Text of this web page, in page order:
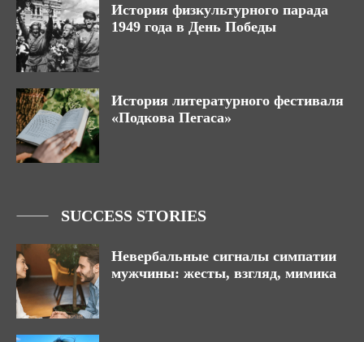
История физкультурного парада
1949 года в День Победы
История литературного фестиваля
«Подкова Пегаса»
SUCCESS STORIES
Невербальные сигналы симпатии
мужчины: жесты, взгляд, мимика